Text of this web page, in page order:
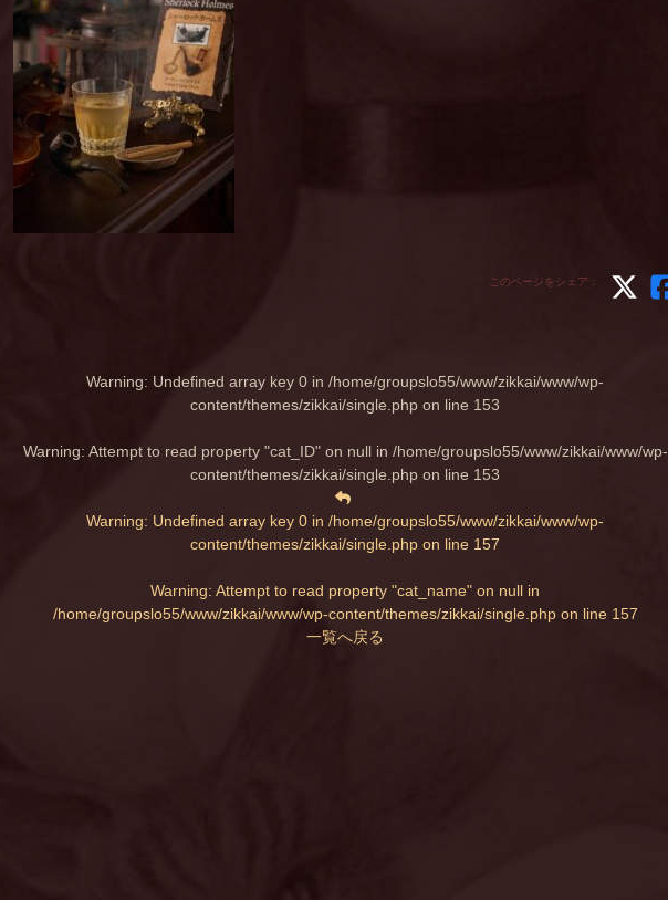
このページをシェア：
Warning: Undefined array key 0 in /home/groupslo55/www/zikkai/www/wp-
content/themes/zikkai/single.php on line 153
Warning: Attempt to read property "cat_ID" on null in /home/groupslo55/www/zikkai/www/wp-
content/themes/zikkai/single.php on line 153
Warning: Undefined array key 0 in /home/groupslo55/www/zikkai/www/wp-
content/themes/zikkai/single.php on line 157
Warning: Attempt to read property "cat_name" on null in
/home/groupslo55/www/zikkai/www/wp-content/themes/zikkai/single.phpon line 157
一覧へ戻る